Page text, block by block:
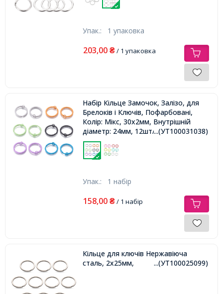
Упак.: 1 упаковка
203,00 ₴/ 1 упаковка
Набір Кільце Замочок, Залізо, для
Брелоків і Ключів, Пофарбовані,
Колір: Мікс, 30х2мм, Внутрішній
діаметр: 24мм, 12шт/набір,...(УТ100031038)
Упак.: 1 набір
158,00 ₴/ 1 набір
Кільце для ключів Нержавіюча
сталь, 2х25мм,
...(УТ100025099)